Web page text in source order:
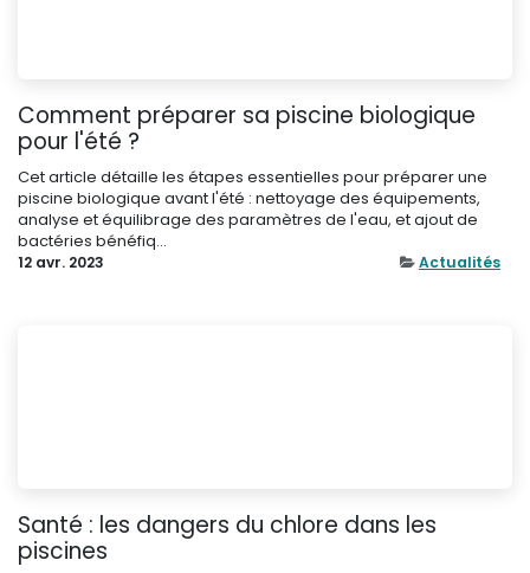
Comment préparer sa piscine biologique
pour l'été ?
Cet article détaille les étapes essentielles pour préparer une
piscine biologique avant l'été : nettoyage des équipements,
analyse et équilibrage des paramètres de l'eau, et ajout de
bactéries bénéfiq...
12 avr. 2023 Actualités
Santé : les dangers du chlore dans les
piscines